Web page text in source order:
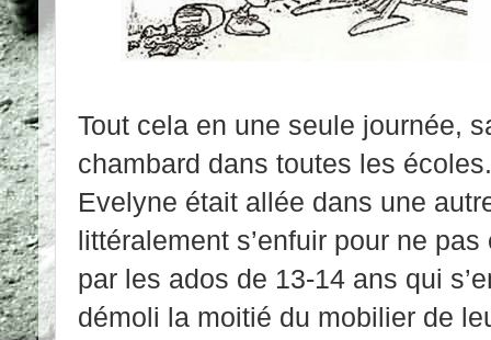
Tout cela en une seule journée,
chambard dans toutes les
Evelyne était allée dans une
littéralement s’enfuir pour ne
par les ados de 13-14 ans qui
démoli la moitié du mobilier de